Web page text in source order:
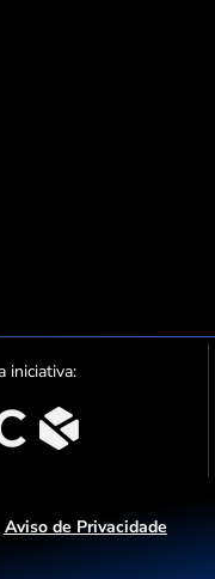
iniciativa:
Aviso de Privacidade